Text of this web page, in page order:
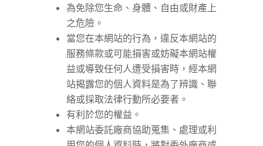
為免除您生命、身體、自由或財產上
之危險。
當您在本網站的行為，違反本網站的
服務條款或可能損害或妨礙本網站權
益或導致任何人遭受損害時，經本網
站揭露您的個人資料是為了辨識、聯
絡或採取法律行動所必要者。
有利於您的權益。
本網站委託廠商協助蒐集、處理或利